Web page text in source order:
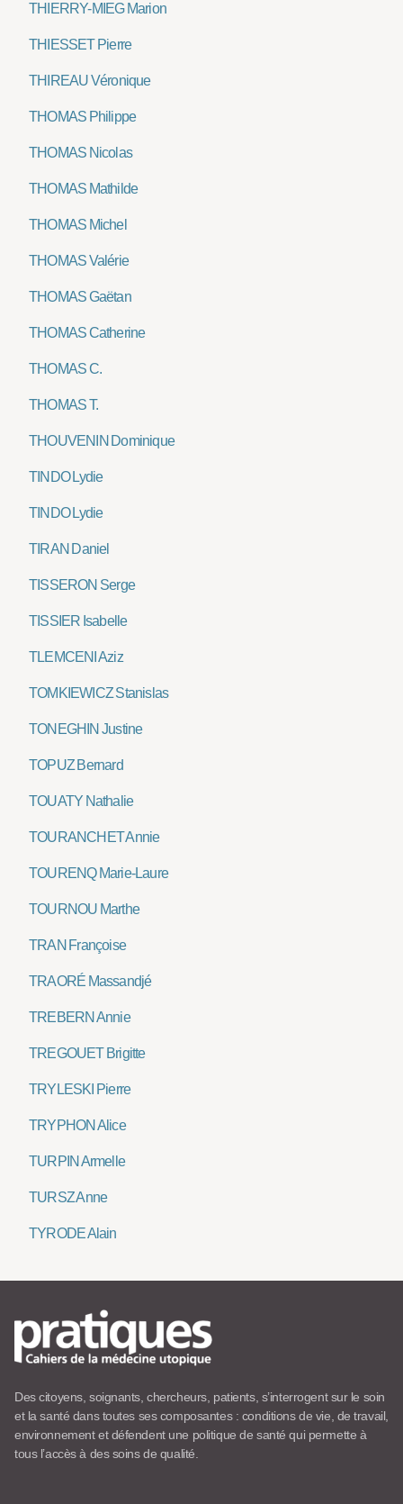
THIERRY-MIEG Marion
THIESSET Pierre
THIREAU Véronique
THOMAS Philippe
THOMAS Nicolas
THOMAS Mathilde
THOMAS Michel
THOMAS Valérie
THOMAS Gaëtan
THOMAS Catherine
THOMAS C.
THOMAS T.
THOUVENIN Dominique
TINDO Lydie
TINDO Lydie
TIRAN Daniel
TISSERON Serge
TISSIER Isabelle
TLEMCENI Aziz
TOMKIEWICZ Stanislas
TONEGHIN Justine
TOPUZ Bernard
TOUATY Nathalie
TOURANCHET Annie
TOURENQ Marie-Laure
TOURNOU Marthe
TRAN Françoise
TRAORÉ Massandjé
TREBERN Annie
TREGOUET Brigitte
TRYLESKI Pierre
TRYPHON Alice
TURPIN Armelle
TURSZ Anne
TYRODE Alain
Des citoyens, soignants, chercheurs, patients, s’interrogent sur le soin
et la santé dans toutes ses composantes : conditions de vie, de travail,
environnement et défendent une politique de santé qui permette à
tous l’accès à des soins de qualité.